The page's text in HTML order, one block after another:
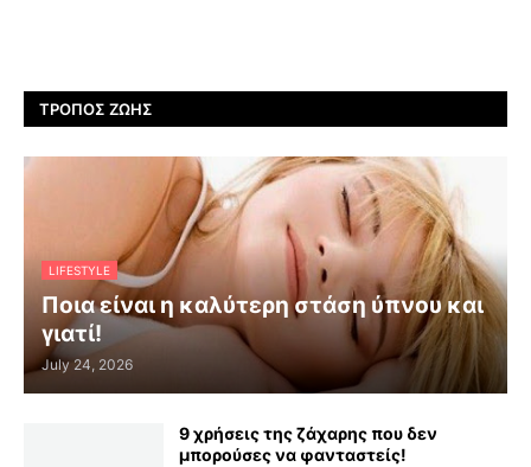
ΤΡΌΠΟΣ ΖΩΉΣ
LIFESTYLE
Ποια είναι η καλύτερη στάση ύπνου και
γιατί!
July 24, 2026
9 χρήσεις της ζάχαρης που δεν
μπορούσες να φανταστείς!